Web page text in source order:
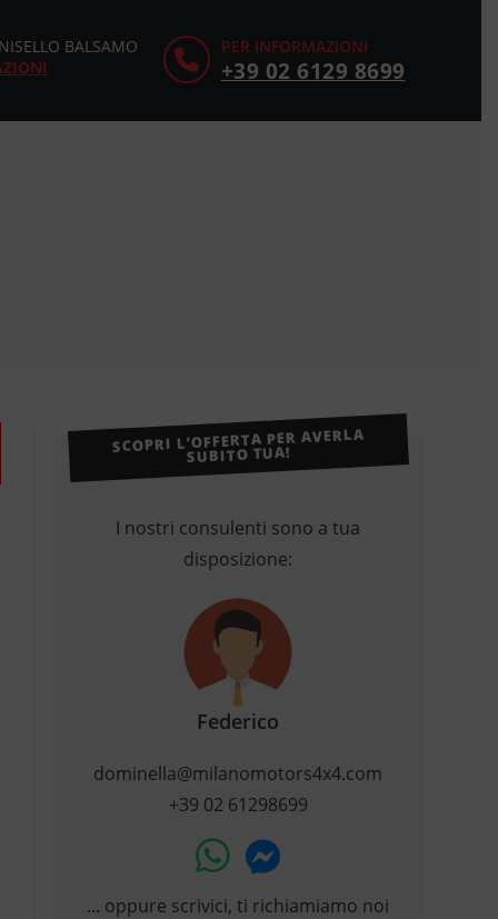
PER INFORMAZIONI
+39 02 6129 8699
BALSAMO
SCOPRI L’OFFERTA PER AVERLA
SUBITO TUA!
I nostri consulenti sono a tua
disposizione:
Federico
dominella@milanomotors4x4.com
+39 02 61298699
... oppure scrivici, ti richiamiamo noi